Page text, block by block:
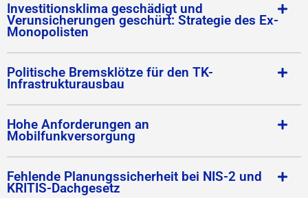
Investitionsklima geschädigt und
Verunsicherungen geschürt: Strategie des Ex-
Monopolisten
Politische Bremsklötze für den TK-
Infrastrukturausbau
Hohe Anforderungen an
Mobilfunkversorgung
Fehlende Planungssicherheit bei NIS-2 und
KRITIS-Dachgesetz